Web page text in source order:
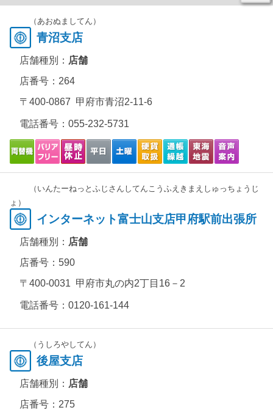
（あおぬましてん）
青沼支店
店舗種別： 店舗
店番号：264
〒400-0867 甲府市青沼2-11-6
電話番号： 055-232-5731
（いんたーねっとふじさんしてんこうふえきまえしゅっちょうじ
ょ）
インターネット富士山支店甲府駅前出張所
店舗種別： 店舗
店番号：590
〒400-0031 甲府市丸の内2丁目16－2
電話番号： 0120-161-144
（うしろやしてん）
後屋支店
店舗種別： 店舗
店番号：275